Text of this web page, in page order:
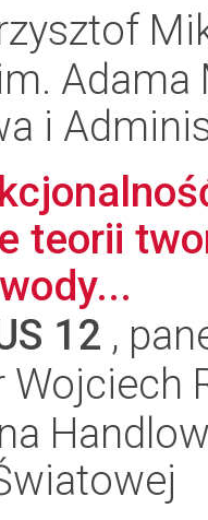
i
teorii
12 ,
Wojciech